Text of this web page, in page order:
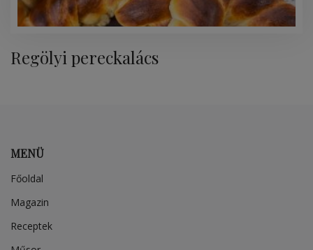
Regölyi pereckalács
MENÜ
Főoldal
Magazin
Receptek